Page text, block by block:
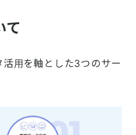
用を軸とした3つのサー